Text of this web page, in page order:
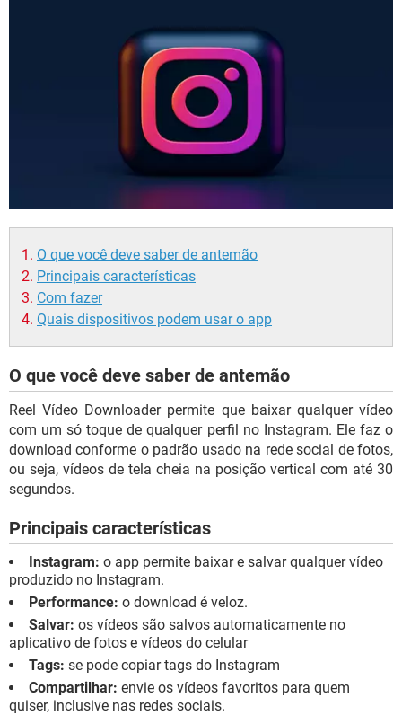
O que você deve saber de antemão
Principais características
Com fazer
Quais dispositivos podem usar o app
O que você deve saber de antemão
Reel Vídeo Downloader permite que baixar qualquer vídeo
com um só toque de qualquer perfil no Instagram. Ele faz o
download conforme o padrão usado na rede social de fotos,
ou seja, vídeos de tela cheia na posição vertical com até 30
segundos.
Principais características
Instagram: o app permite baixar e salvar qualquer vídeo
produzido no Instagram.
Performance: o download é veloz.
Salvar: os vídeos são salvos automaticamente no
aplicativo de fotos e vídeos do celular
Tags: se pode copiar tags do Instagram
Compartilhar: envie os vídeos favoritos para quem
quiser, inclusive nas redes sociais.